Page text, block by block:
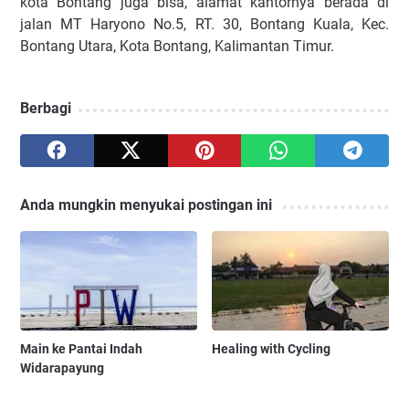
jalan MT Haryono No.5, RT. 30, Bontang Kuala, Kec.
Bontang Utara, Kota Bontang, Kalimantan Timur.
Berbagi
Anda mungkin menyukai postingan ini
Main ke Pantai Indah
Widarapayung
Healing with Cycling